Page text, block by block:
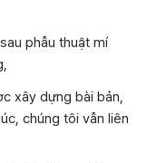
phẫu thuật mí
xây dựng bài bản,
chúng tôi vẫn liên